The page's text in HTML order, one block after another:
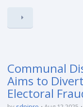
Communal
Aims to
Electoral